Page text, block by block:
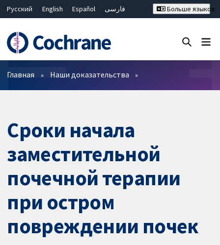
Русский English Español
فارسی
Bahasa Malaysia
ไทย
繁體中文
简体中文
Больше языков
Фильтры
Главная Наши доказательства
Сроки начала
заместительной
почечной терапии
при остром
повреждении почек